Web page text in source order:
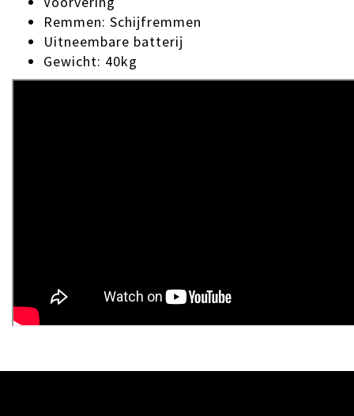
Remmen: Schijfremmen
Uitneembare batterij
Gewicht: 40kg